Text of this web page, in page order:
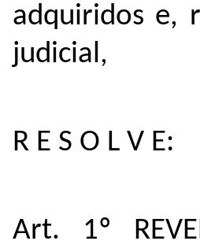
adquiridos e,
judicial,
R E S O L V E:
Art. 1º